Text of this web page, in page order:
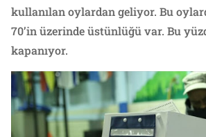
kullanılan oylardan geliyor. Bu
70’in üzerinde üstünlüğü var. Bu
kapanıyor.